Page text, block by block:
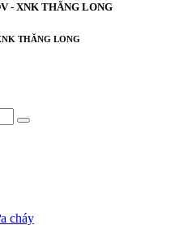
- XNK THĂNG LONG
THĂNG LONG
cháy